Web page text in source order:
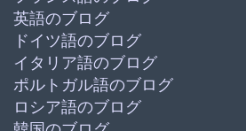
英語のブログ
ドイツ語のブログ
イタリア語のブログ
ポルトガル語のブログ
ロシア語のブログ